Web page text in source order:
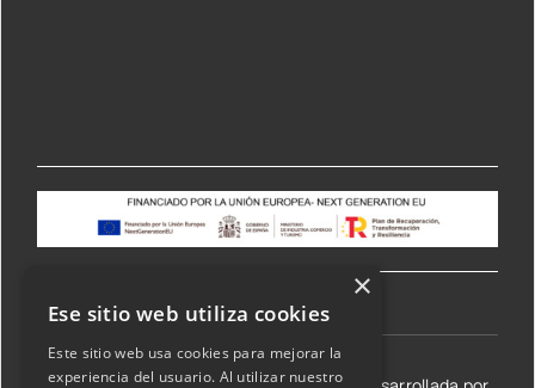
×
Ese sitio web utiliza cookies
Este sitio web usa cookies para mejorar la
experiencia del usuario. Al utilizar nuestro